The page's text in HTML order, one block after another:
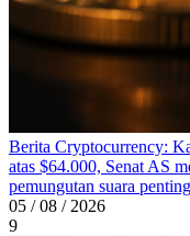
Berita Cryptocurrency:
atas $64.000, Senat AS
pemungutan suara penting
05 / 08 / 2026
9